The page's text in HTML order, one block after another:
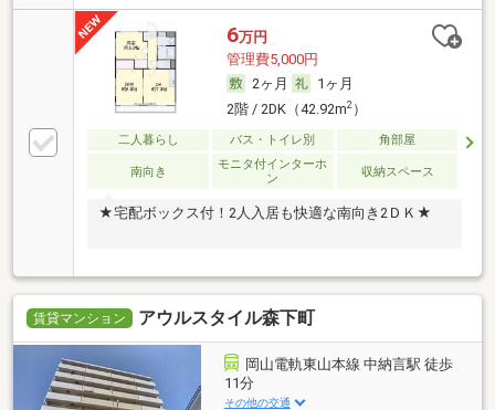
6万円
管理費5,000円
2ヶ月
1ヶ月
2階 / 2DK（42.92m2）
二人暮らし バス・トイレ別 角部屋
南向き
モニタ付インターホ
ン
収納スペース
★宅配ボックス付！2人入居も快適な南向き2ＤＫ★
賃貸マンション アウルスタイル森下町
岡山電軌東山本線 中納言駅 徒歩
11分
その他の交通